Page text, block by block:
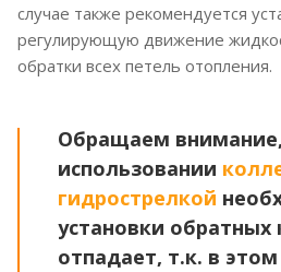
случае также рекомендуется
регулирующую движение
обратки всех петель отопления.
Обращаем
использовании
гидрострелкой
установки обратных
отпадает, т.к. в этом